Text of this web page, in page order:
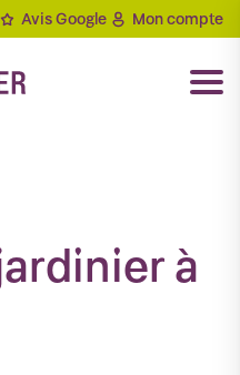
Avis Google Mon compte
à